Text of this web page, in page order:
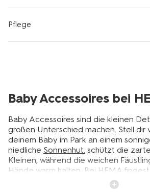
Pflege
Baby Accessoires bei
Baby Accessoires sind die kleinen
großen Unterschied machen. Stell dir
deinem Baby im Park an einem
niedliche Sonnenhut. schützt die
Kleinen, während die weichen
Hände warm halten. Bei HEMA
praktischen und süßen Accessoires